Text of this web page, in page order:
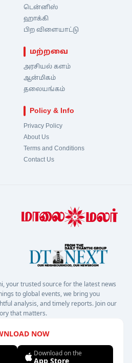
டென்னிஸ்
ஹாக்கி
பிற விளையாட்டு
மற்றவை
அரசியல் களம்
ஆன்மிகம்
தலையங்கம்
Policy & Info
Privacy Policy
About Us
Terms and Conditions
Contact Us
your trusted source for the latest news
to global events, we bring you
analysis, and timely reports. Join our
that matters.
NOW
Download on the
App Store